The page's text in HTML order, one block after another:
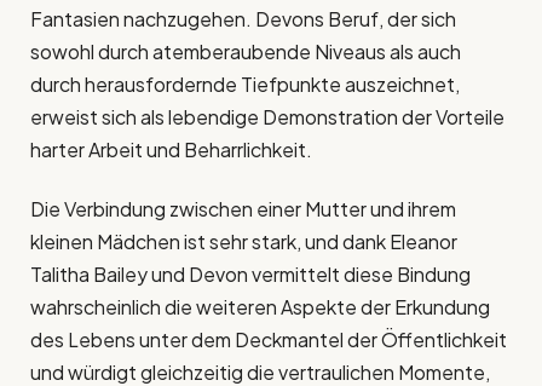
Fantasien nachzugehen. Devons Beruf, der sich
sowohl durch atemberaubende Niveaus als auch
durch herausfordernde Tiefpunkte auszeichnet,
erweist sich als lebendige Demonstration der Vorteile
harter Arbeit und Beharrlichkeit.
Die Verbindung zwischen einer Mutter und ihrem
kleinen Mädchen ist sehr stark, und dank Eleanor
Talitha Bailey und Devon vermittelt diese Bindung
wahrscheinlich die weiteren Aspekte der Erkundung
des Lebens unter dem Deckmantel der Öffentlichkeit
und würdigt gleichzeitig die vertraulichen Momente,